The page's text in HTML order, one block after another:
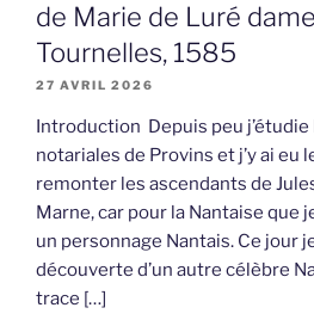
de Marie de Luré
Tournelles, 1585
27 AVRIL 2026
Introduction Depuis peu
notariales de Provins et j’y ai eu
remonter les ascendants de
Marne, car pour la Nantaise que
un personnage Nantais. Ce jour
découverte d’un autre célèbre
trace […]